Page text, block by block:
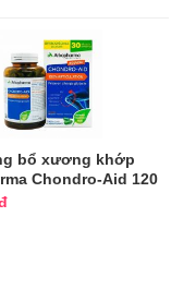
bổ xương khớp
Chondro-Aid 120